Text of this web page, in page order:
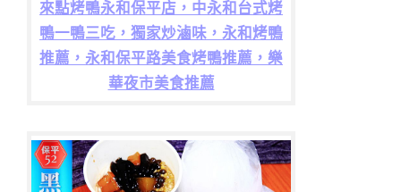
來點烤鴨永和保平店，中永和台式烤
鴨一鴨三吃，獨家炒滷味，永和烤鴨
推薦，永和保平路美食烤鴨推薦，樂
華夜市美食推薦